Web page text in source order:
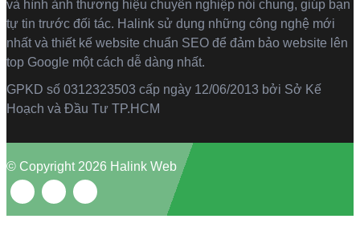
và hình ảnh thương hiệu chuyên nghiệp nói chung, giúp bạn
tự tin trước đối tác. Halink sử dụng những công nghệ mới
nhất và thiết kế website chuẩn SEO để đảm bảo website lên
top Google một cách dễ dàng nhất.
GPKD số 0312323503 cấp ngày 12/06/2013 bởi Sở Kế
Hoạch và Đầu Tư TP.HCM
© Copyright 2026 Halink Web